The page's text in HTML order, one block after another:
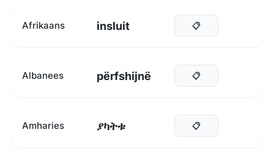
Afrikaans insluit 📋
Albanees përfshijnë 📋
Amharies ያካትቱ 📋